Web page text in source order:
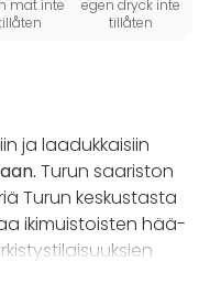
mat inte
egen dryck inte
tillåten
ja laadukkaisiin
Turun saariston
Turun keskustasta
ikimuistoisten hää-
ystävien ja